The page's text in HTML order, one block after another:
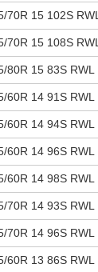
70R 15 102S RWL
70R 15 108S RWL
80R 15 83S RWL
60R 14 91S RWL
60R 14 94S RWL
60R 14 96S RWL
60R 14 98S RWL
70R 14 93S RWL
70R 14 96S RWL
60R 13 86S RWL